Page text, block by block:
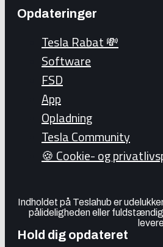
Opdateringer
Tesla Rabat 💸
Software
FSD
App
Opladning
Tesla Community
🍪 Cookie- og
Indholdet på Teslahub er
pålideligheden eller
Hold dig opdateret